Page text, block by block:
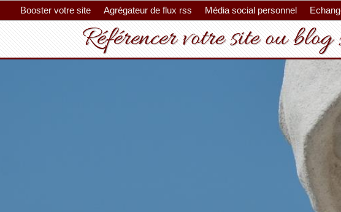
Booster votre site Agrégateur de flux rss Média social personnel
Référencer votre site ou